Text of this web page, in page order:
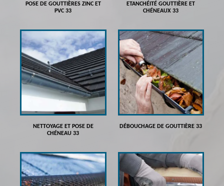
POSE DE GOUTTIÈRES ZINC ET
PVC 33
ETANCHÉITÉ GOUTTIÈRE ET
CHÉNEAUX 33
NETTOYAGE ET POSE DE
CHÉNEAU 33
DÉBOUCHAGE DE GOUTTIÈRE 33